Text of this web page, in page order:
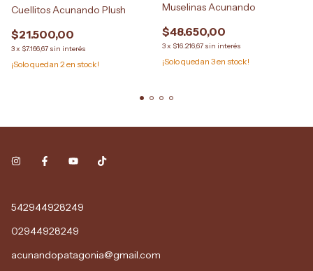
Cuellitos Acunando Plush
$21.500,00
3x $7.166,67 sin interés
¡Solo quedan 2en stock!
Muselinas Acunando
$48.650,00
3x $16.216,67 sin interés
¡Solo quedan 3en stock!
542944928249
02944928249
acunandopatagonia@gmail.com